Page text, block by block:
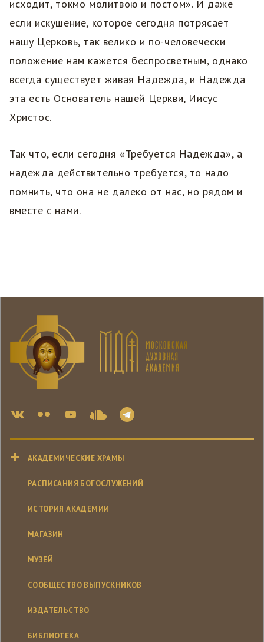
исходит, токмо молитвою и постом». И даже
если искушение, которое сегодня потрясает
нашу Церковь, так велико и по-человечески
положение нам кажется беспросветным, однако
всегда существует живая Надежда, и Надежда
эта есть Основатель нашей Церкви, Иисус
Христос.
Так что, если сегодня «Требуется Надежда», а
надежда действительно требуется, то надо
помнить, что она не далеко от нас, но рядом и
вместе с нами.
АКАДЕМИЧЕСКИЕ ХРАМЫ
РАСПИСАНИЯ БОГОСЛУЖЕНИЙ
ИСТОРИЯ АКАДЕМИИ
МАГАЗИН
МУЗЕЙ
СООБЩЕСТВО ВЫПУСКНИКОВ
ИЗДАТЕЛЬСТВО
БИБЛИОТЕКА